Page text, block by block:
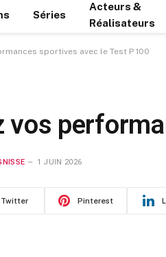
Séries
Acteurs &
Réalisateurs
sportives avec le Test P 100
vos
1 JUIN 2026
Twitter Pinterest